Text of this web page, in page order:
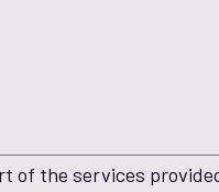
of the services